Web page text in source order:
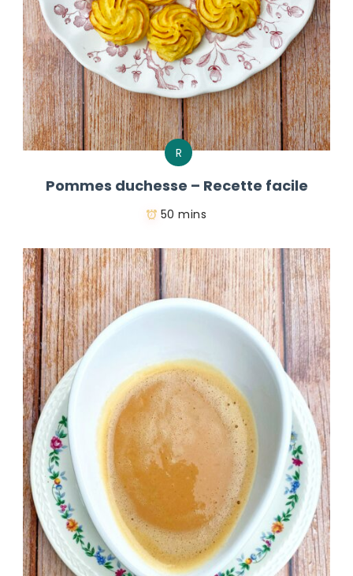
R
Pommes duchesse – Recette facile
50 mins